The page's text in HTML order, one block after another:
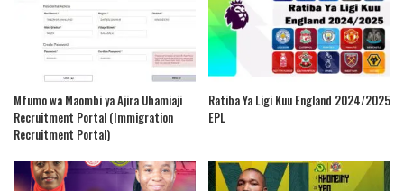
Mfumo wa Maombi ya Ajira Uhamiaji
Recruitment Portal (Immigration
Recruitment Portal)
Ratiba Ya Ligi Kuu England 2024/2025
EPL